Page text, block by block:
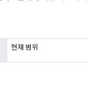
현재 범위